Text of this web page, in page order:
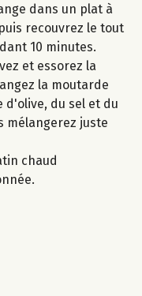
dans un plat à
recouvrez le tout
10 minutes.
et essorez la
la moutarde
d'olive, du sel et du
mélangerez juste
chaud